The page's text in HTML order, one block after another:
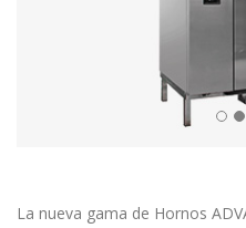
La nueva gama de Hornos